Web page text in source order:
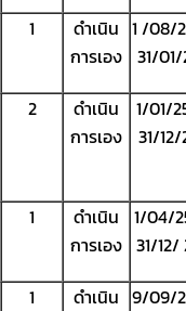
1
ดำเนิน
การเอง
1 /08/
31/
2
ดำเนิน
การเอง
1/01/
31/
1
ดำเนิน
การเอง
1/04/
31/12/
1
ดำเนิน 9/09/